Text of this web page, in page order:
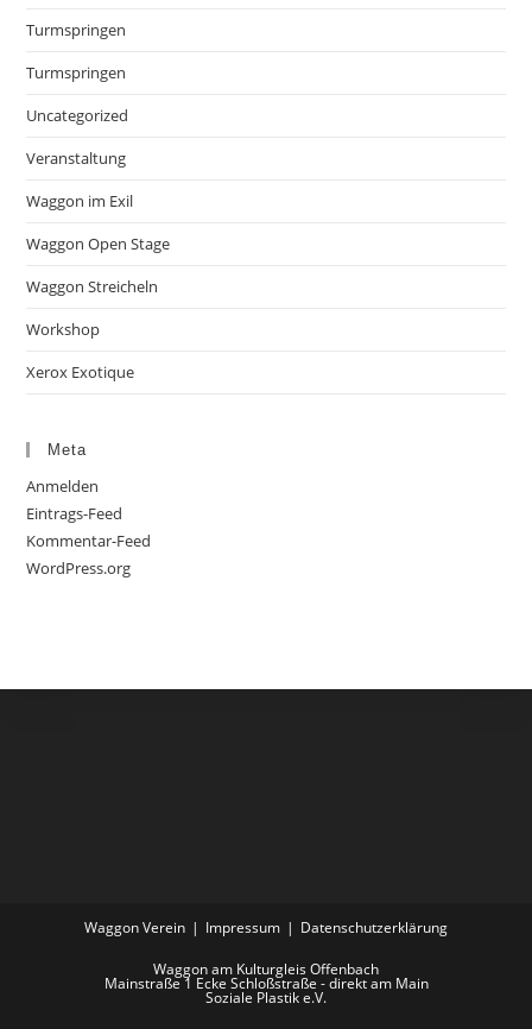
Turmspringen
Turmspringen
Uncategorized
Veranstaltung
Waggon im Exil
Waggon Open Stage
Waggon Streicheln
Workshop
Xerox Exotique
Meta
Anmelden
Eintrags-Feed
Kommentar-Feed
WordPress.org
Waggon Verein Impressum Datenschutzerklärung
Waggon am Kulturgleis Offenbach
Mainstraße 1 Ecke Schloßstraße - direkt am Main
Soziale Plastik e.V.